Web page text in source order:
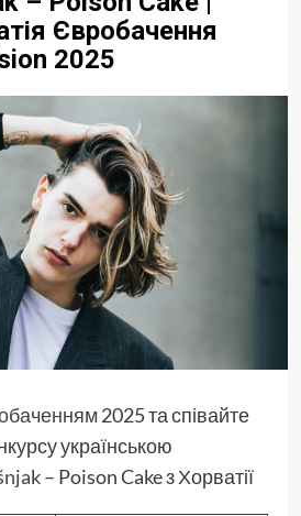
Євробачення
2025
2025 та співайте
українською
– Poison Cake з Хорватії